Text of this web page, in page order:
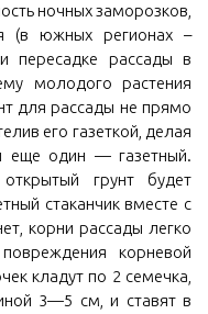
ночных заморозков,
(в южных регионах –
пересадке рассады в
молодого растения
для рассады не прямо
его газеткой, делая
еще один — газетный.
грунт будет
стаканчик вместе с
корни рассады легко
корневой
кладут по 2 семечка,
3—5 см, и ставят в